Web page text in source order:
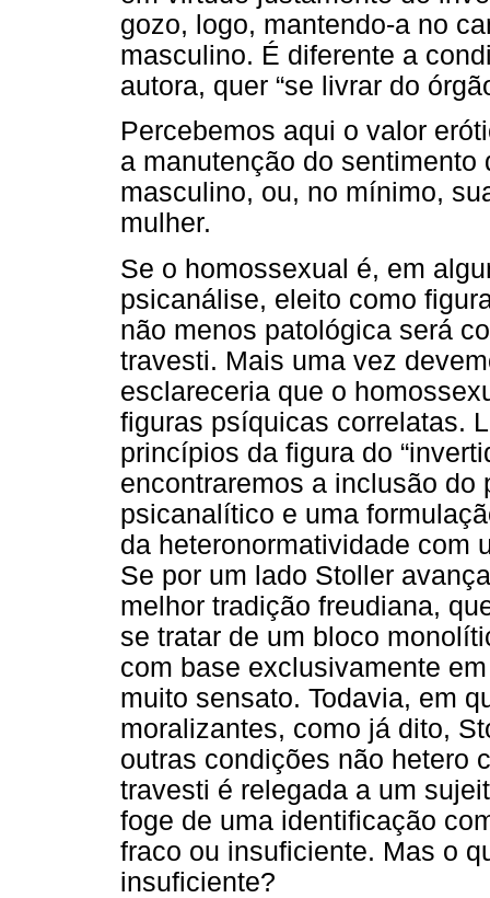
gozo, logo, mantendo-a no
masculino. É diferente a
autora, quer “se livrar do
Percebemos aqui o valor
a manutenção do
masculino, ou, no mínimo,
mulher.
Se o homossexual é, em
psicanálise, eleito como
não menos patológica será
travesti. Mais uma vez
esclareceria que o
figuras psíquicas correlatas.
princípios da figura do
encontraremos a inclusão do
psicanalítico e uma
da heteronormatividade com
Se por um lado Stoller
melhor tradição freudiana,
se tratar de um bloco
com base exclusivamente
muito sensato. Todavia, em
moralizantes, como já dito,
outras condições não hetero
travesti é relegada a um
foge de uma identificação
fraco ou insuficiente. Mas o
insuficiente?